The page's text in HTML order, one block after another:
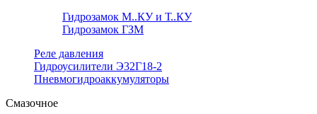
Гидрозамок М..КУ и Т..КУ
Гидрозамок ГЗМ
Реле давления
Гидроусилители Э32Г18-2
Пневмогидроаккумуляторы
Смазочное